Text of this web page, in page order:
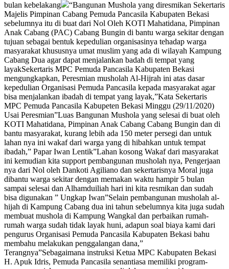
bulan kebelakang
“Bangunan Mushola yang diresmikan Sekertaris
Majelis Pimpinan Cabang Pemuda Pancasila Kabupaten Bekasi
sebelumnya itu di buat dari Nol Oleh KOTI Mahatidana, Pimpinan
Anak Cabang (PAC) Cabang Bungin di bantu warga sekitar dengan
tujuan sebagai bentuk kepedulian organisasinya tehadap warga
masyarakat khususnya umat muslim yang ada di wilayah Kampung
Cabang Dua agar dapat menjalankan badah di tempat yang
layakSekertaris MPC Pemuda Pancasila Kabupaten Bekasi
mengungkapkan, Peresmian musholah Al-Hijrah ini atas dasar
kepedulian Organisasi Pemuda Pancasila kepada masyarakat agar
bisa menjalankan ibadah di tempat yang layak,”Kata Sekertaris
MPC Pemuda Pancasila Kabupeten Bekasi Minggu (29/11/2020)
Usai Peresmian”Luas Bangunan Mushola yang selesai di buat oleh
KOTI Mahatidana, Pimpinan Anak Cabang Cabang Bungin dan di
bantu masyarakat, kurang lebih ada 150 meter persegi dan untuk
lahan nya ini wakaf dari warga yang di hibahkan untuk tempat
ibadah,” Papar Iwan Lentik”Lahan kosong Wakaf dari masyarakat
ini kemudian kita support pembangunan musholah nya, Pengerjaan
nya dari Nol oleh Dankoti Agiliano dan sekertarisnya Moral juga
dibantu warga sekitar dengan memakan waktu hampir 5 bulan
sampai selesai dan Alhamduiliah hari ini kita resmikan dan sudah
bisa digunakan ” Ungkap Iwan”Selain pembangunan musholah al-
hijah di Kampung Cabang dua ini tahun sebelumnya kita juga sudah
membuat mushola di Kampung Wangkal dan perbaikan rumah-
rumah warga sudah tidak layak huni, adapun soal biaya kami dari
pengurus Organisasi Pemuda Pancasila Kabupaten Bekasi bahu
membahu melakukan penggalangan dana,”
Terangnya”Sebagaimana instruksi Ketua MPC Kabupaten Bekasi
H. Apuk Idris, Pemuda Pancasila senantiasa memiliki program-